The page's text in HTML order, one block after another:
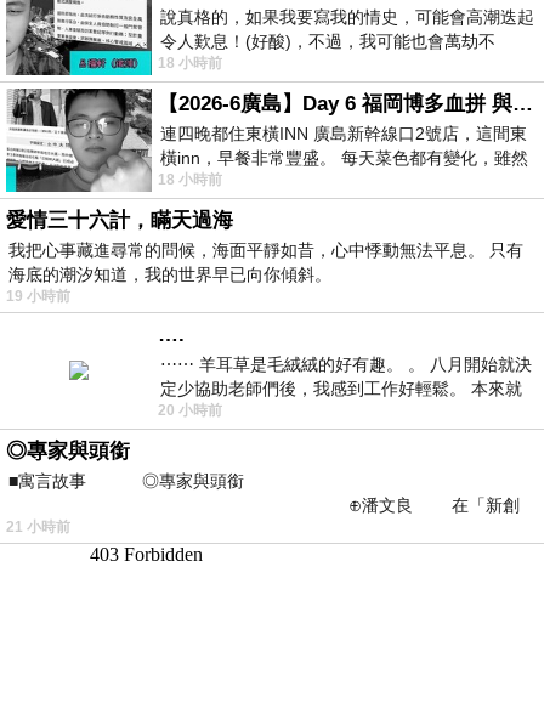
說真格的，如果我要寫我的情史，可能會高潮迭起
令人歎息！(好酸)，不過，我可能也會萬劫不
復...，每天跪鍵盤還是被判了花心的罪
18 小時前
【2026-6廣島】Day 6 福岡博多血拼 與機場接送少年司機深夜對談
連四晚都住東橫INN 廣島新幹線口2號店，這間東
橫inn，早餐非常豐盛。 每天菜色都有變化，雖然
看到工作人員拿出料理包加熱，但
18 小時前
愛情三十六計，瞞天過海
我把心事藏進尋常的問候，海面平靜如昔，心中悸動無法平息。 只有
海底的潮汐知道，我的世界早已向你傾斜。
19 小時前
….
⋯⋯ 羊耳草是毛絨絨的好有趣。 。 八月開始就決
定少協助老師們後，我感到工作好輕鬆。 本來就
不是我的工作啊。 真
20 小時前
◎專家與頭銜
■寓言故事 ◎專家與頭銜
⊕潘文良 在「新創
之谷」裡——
21 小時前